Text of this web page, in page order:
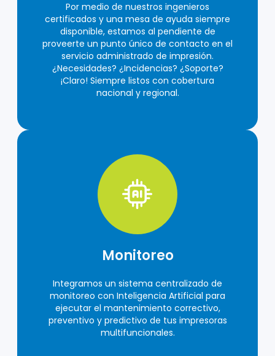
Por medio de nuestros ingenieros
certificados y una mesa de ayuda siempre
disponible, estamos al pendiente de
proveerte un punto único de contacto en el
servicio administrado de impresión.
¿Necesidades? ¿Incidencias? ¿Soporte?
¡Claro! Siempre listos con cobertura
nacional y regional.
Monitoreo
Integramos un sistema centralizado de
monitoreo con Inteligencia Artificial para
ejecutar el mantenimiento correctivo,
preventivo y predictivo de tus impresoras
multifuncionales.